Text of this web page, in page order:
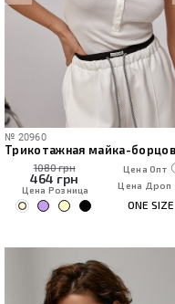
№ 20960
1080 грн
464 грн
Цена Розница
Цена Опт
Цена Дроп
ONE SIZE